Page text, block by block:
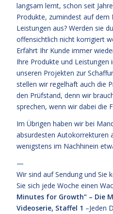
langsam lernt, schon seit
Produkte, zumindest auf dem
Leistungen aus? Werden sie
offensichtlich nicht korrigiert
Erfährt Ihr Kunde immer
Ihre Produkte und Leistungen
unseren Projekten zur
stellen wir regelhaft auch die
den Prüfstand, denn wir
sprechen, wenn wir dabei die
Im Übrigen haben wir bei
absurdesten Autokorrekturen
wenigstens im Nachhinein
—
Wir sind auf Sendung und Sie
Sie sich jede Woche einen
Minutes for Growth“ – Die
Videoserie, Staffel 1 –Jeden